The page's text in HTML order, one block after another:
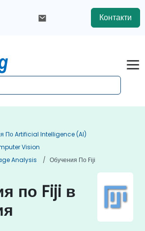
Контакти
По Artificial Intelligence (AI)
Vision
Analysis
Обучения По Fiji
по Fiji в